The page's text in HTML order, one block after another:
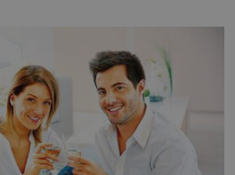
✿ 4 lžíce olivového oleje ✿ 1
stroužku